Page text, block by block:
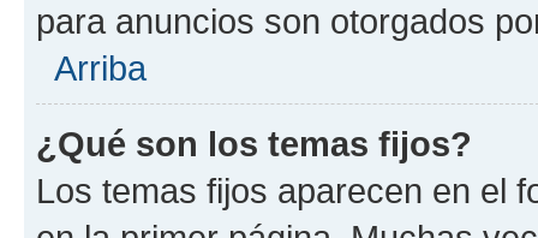
para anuncios son otorgados
Arriba
¿Qué son los temas fijos?
Los temas fijos aparecen en el